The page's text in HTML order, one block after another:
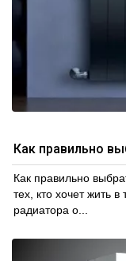
Как правильно
Как правильно
тех, кто хочет жить
радиатора о...